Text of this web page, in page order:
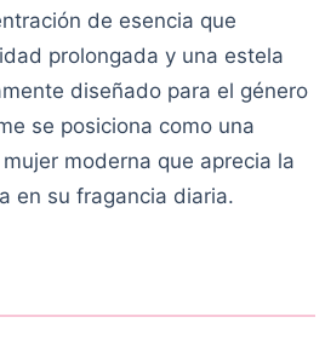
de esencia que
prolongada y una estela
diseñado para el género
se posiciona como una
moderna que aprecia la
en su fragancia diaria.